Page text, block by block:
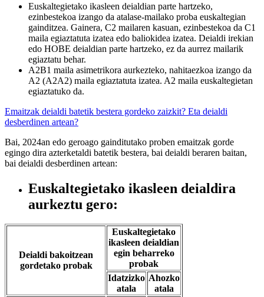
Euskaltegietako ikasleen deialdian parte hartzeko,
ezinbestekoa izango da atalase-mailako proba euskaltegian
gainditzea. Gainera, C2 mailaren kasuan, ezinbestekoa da C1
maila egiaztatuta izatea edo baliokidea izatea. Deialdi irekian
edo HOBE deialdian parte hartzeko, ez da aurrez mailarik
egiaztatu behar.
A2B1 maila asimetrikora aurkezteko, nahitaezkoa izango da
A2 (A2A2) maila egiaztatuta izatea. A2 maila euskaltegietan
egiaztatuko da.
Emaitzak deialdi batetik bestera gordeko zaizkit? Eta deialdi
desberdinen artean?
Bai, 2024an edo geroago gainditutako proben emaitzak gorde
egingo dira azterketaldi batetik bestera, bai deialdi beraren baitan,
bai deialdi desberdinen artean:
Euskaltegietako ikasleen deialdira
aurkeztu gero:
Deialdi bakoitzean
gordetako probak
Euskaltegietako
ikasleen deialdian
egin beharreko
probak
Idatzizko
atala
Ahozko
atala